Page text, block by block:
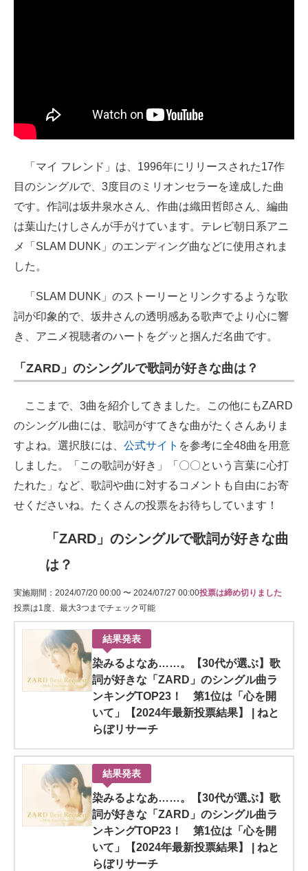
「マイ フレンド」は、1996年にリリースされた17作
目のシングルで、3度目のミリオンセラーを達成した曲
です。作詞は坂井泉水さん、作曲は織田哲郎さん、編曲
は葉山たけしさんが手がけています。テレビ朝日系アニ
メ「SLAM DUNK」のエンディング曲などに使用されま
した。
「SLAM DUNK」のストーリーとリンクするような歌
詞が印象的で、坂井さんの透明感ある歌声でより心に響
き、アニメ視聴者のハートをグッと掴んだ名曲です。
「ZARD」のシングルで歌詞が好きな曲は？
ここまで、3曲を紹介してきました。この他にもZARD
のシングル曲には、歌詞がすてきな曲がたくさんありま
すよね。選択肢には、 公式サイト を参考に全48曲を用意
しました。「この歌詞が好き」「〇〇という言葉に心打
たれた」など、歌詞や曲に対するコメントも自由にお寄
せくださいね。たくさんの投票をお待ちしています！
「ZARD」のシングルで歌詞が好きな曲
は？
実施期間：2024/07/20 00:00 〜 2024/07/27 00:00
投票は1度、最大3つまでチェック可能
投票は締め切りました
結果発表
染みるよなあ……。【30代が選ぶ】歌
詞が好きな「ZARD」のシングル曲ラ
ンキングTOP23！ 第1位は「心を開
いて」【2024年最新投票結果】 | ねと
らぼリサーチ
結果発表
染みるよなあ……。【30代が選ぶ】歌
詞が好きな「ZARD」のシングル曲ラ
ンキングTOP23！ 第1位は「心を開
いて」【2024年最新投票結果】 | ねと
らぼリサーチ